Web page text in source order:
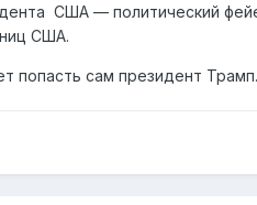
США — политический
США.
попасть сам президент Трамп.